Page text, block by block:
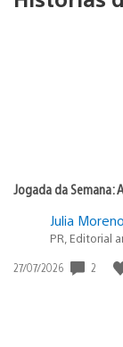
Jogada da Semana:
Julia Moreno
PR, Editorial
Data
27/07/2026 2